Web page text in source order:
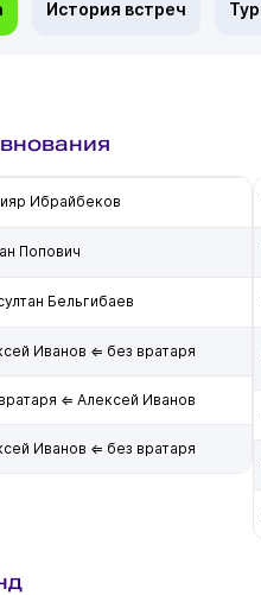
История встреч
Ибрайбеков
Попович
Бельгибаев
Иванов ⇐ без вратаря
⇐ Алексей Иванов
Иванов ⇐ без вратаря